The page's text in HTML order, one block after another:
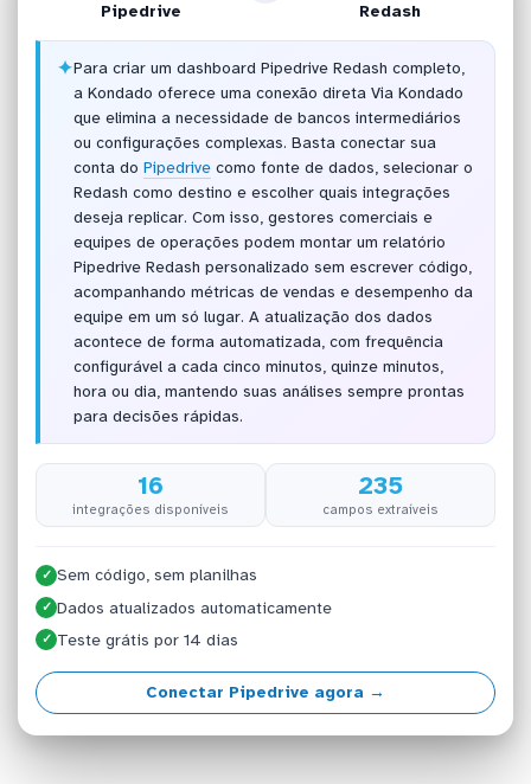
Pipedrive Redash
✦Para criar um dashboard Pipedrive Redash completo,
a Kondado oferece uma conexão direta Via Kondado
que elimina a necessidade de bancos intermediários
ou configurações complexas. Basta conectar sua
conta do Pipedrivecomo fonte de dados, selecionar o
Redash como destino e escolher quais integrações
deseja replicar. Com isso, gestores comerciais e
equipes de operações podem montar um relatório
Pipedrive Redash personalizado sem escrever código,
acompanhando métricas de vendas e desempenho da
equipe em um só lugar. A atualização dos dados
acontece de forma automatizada, com frequência
configurável a cada cinco minutos, quinze minutos,
hora ou dia, mantendo suas análises sempre prontas
para decisões rápidas.
16
integrações disponíveis
235
campos extraíveis
✓ Sem código, sem planilhas
✓ Dados atualizados automaticamente
✓ Teste grátis por 14 dias
Conectar Pipedrive agora →